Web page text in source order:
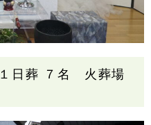
日葬 ７名 火葬場